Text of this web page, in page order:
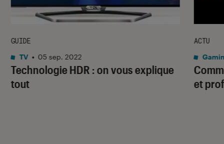
Technologie HDR : on vous explique
tout
GUIDE
TV • 05 sep. 2022
et
ACTU